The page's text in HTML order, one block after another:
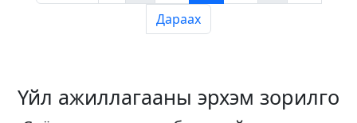
Дараах
Үйл ажиллагааны эрхэм зорилго